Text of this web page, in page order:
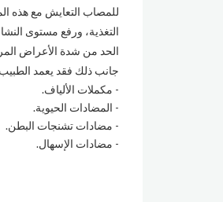
للمصاب التعايش مع هذه
التغذية، ورفع مستوى
الحد من شدة الأعراض
جانب ذلك فقد يعمد
مكملات الألياف.
المضادات الحيوية.
مضادات تشنجات البطن.
مضادات الإسهال.